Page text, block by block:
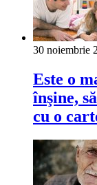
30 noiembrie
Este o
înşine,
cu o